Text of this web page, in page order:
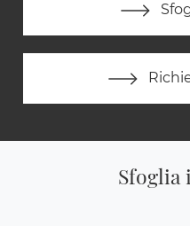
Sfoglia